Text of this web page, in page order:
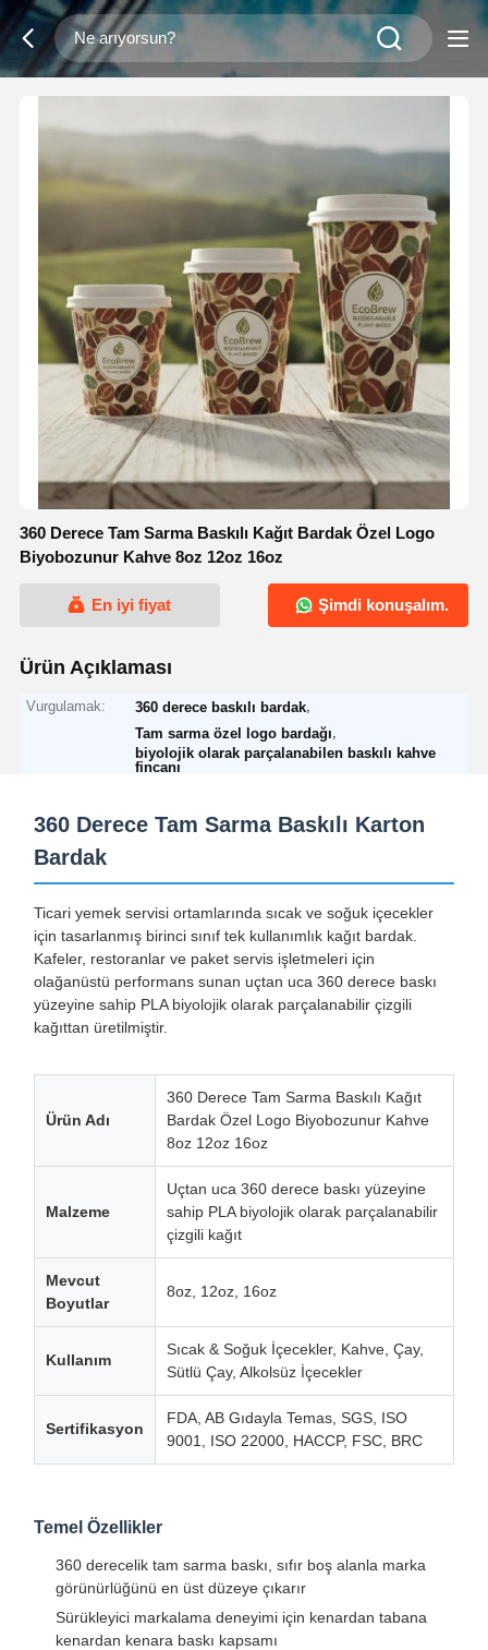
360 Derece Tam Sarma Baskılı Kağıt Bardak Özel Logo
Biyobozunur Kahve 8oz 12oz 16oz
En iyi fiyat Şimdi konuşalım.
Ürün Açıklaması
Vurgulamak: 360 derece baskılı bardak
Tam sarma özel logo bardağı
biyolojik olarak parçalanabilen baskılı kahve
fincanı
360 Derece Tam Sarma Baskılı Karton
Bardak
Ticari yemek servisi ortamlarında sıcak ve soğuk içecekler
için tasarlanmış birinci sınıf tek kullanımlık kağıt bardak.
Kafeler, restoranlar ve paket servis işletmeleri için
olağanüstü performans sunan uçtan uca 360 derece baskı
yüzeyine sahip PLA biyolojik olarak parçalanabilir çizgili
kağıttan üretilmiştir.
Ürün Adı
360 Derece Tam Sarma Baskılı Kağıt
Bardak Özel Logo Biyobozunur Kahve
8oz 12oz 16oz
Malzeme
Uçtan uca 360 derece baskı yüzeyine
sahip PLA biyolojik olarak parçalanabilir
çizgili kağıt
Mevcut
Boyutlar
8oz, 12oz, 16oz
Kullanım
Sıcak & Soğuk İçecekler, Kahve, Çay,
Sütlü Çay, Alkolsüz İçecekler
Sertifikasyon
FDA, AB Gıdayla Temas, SGS, ISO
9001, ISO 22000, HACCP, FSC, BRC
Temel Özellikler
360 derecelik tam sarma baskı, sıfır boş alanla marka
görünürlüğünü en üst düzeye çıkarır
Sürükleyici markalama deneyimi için kenardan tabana
kenardan kenara baskı kapsamı